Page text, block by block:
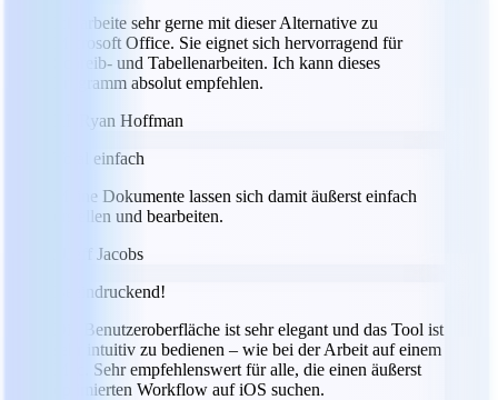
Ich arbeite sehr gerne mit dieser Alternative zu
Microsoft Office. Sie eignet sich hervorragend für
Schreib- und Tabellenarbeiten. Ich kann dieses
Programm absolut empfehlen.
Ryan Hoffman
Total einfach
Meine Dokumente lassen sich damit äußerst einfach
erstellen und bearbeiten.
Jeff Jacobs
Beeindruckend!
Die Benutzeroberfläche ist sehr elegant und das Tool ist
sehr intuitiv zu bedienen – wie bei der Arbeit auf einem
Mac. Sehr empfehlenswert für alle, die einen äußerst
optimierten Workflow auf iOS suchen.